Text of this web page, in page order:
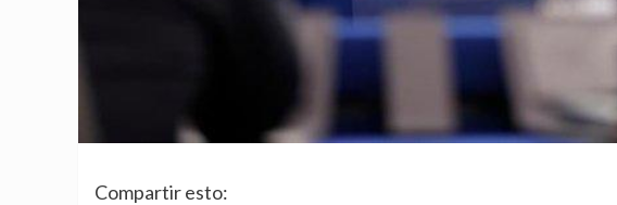
Compartir esto: